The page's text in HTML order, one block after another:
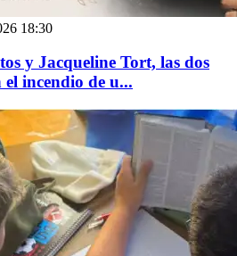
18:30
y Jacqueline Tort, las dos
el incendio de u...